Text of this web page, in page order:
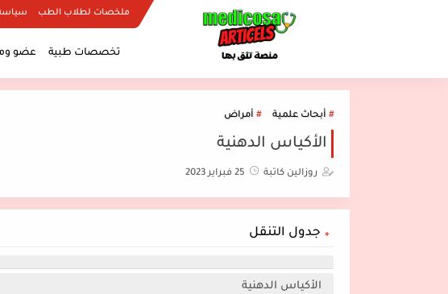
ملخصات لطلاب الطب
تخصصات طبية عضو
أبحاث علمية أمراض
الأكياس الدهنية
روزالين كاتبة 25 فبراير 2023
جدول التنقل
الأكياس الدهنية